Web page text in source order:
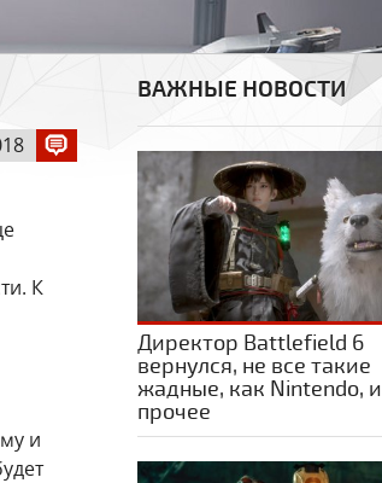
К
и
ВАЖНЫЕ НОВОСТИ
Директор Battlefield 6
вернулся, не все такие
жадные, как Nintendo, и
прочее